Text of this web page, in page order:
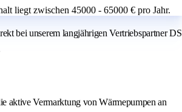
liegt zwischen 45000 - 65000 € pro Jahr.
bei unserem langjährigen Vertriebspartner DS
aktive Vermarktung von Wärmepumpen an